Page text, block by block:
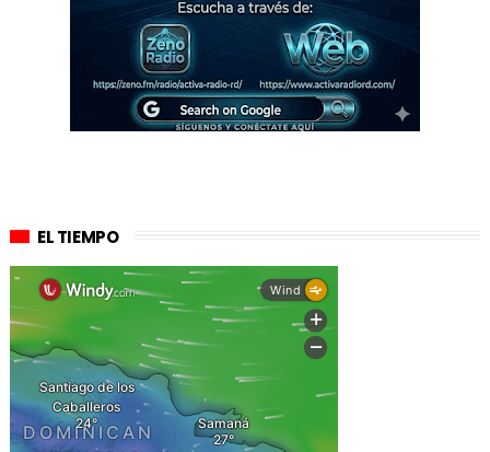
EL TIEMPO